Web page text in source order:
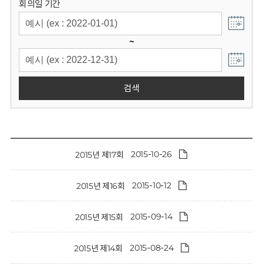
위
원
회
회의일 기간
~
검색
2015년 제17회 2015-10-26
2015년 제16회 2015-10-12
2015년 제15회 2015-09-14
2015년 제14회 2015-08-24